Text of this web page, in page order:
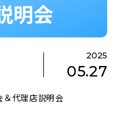
2025
05.27
代理店説明会